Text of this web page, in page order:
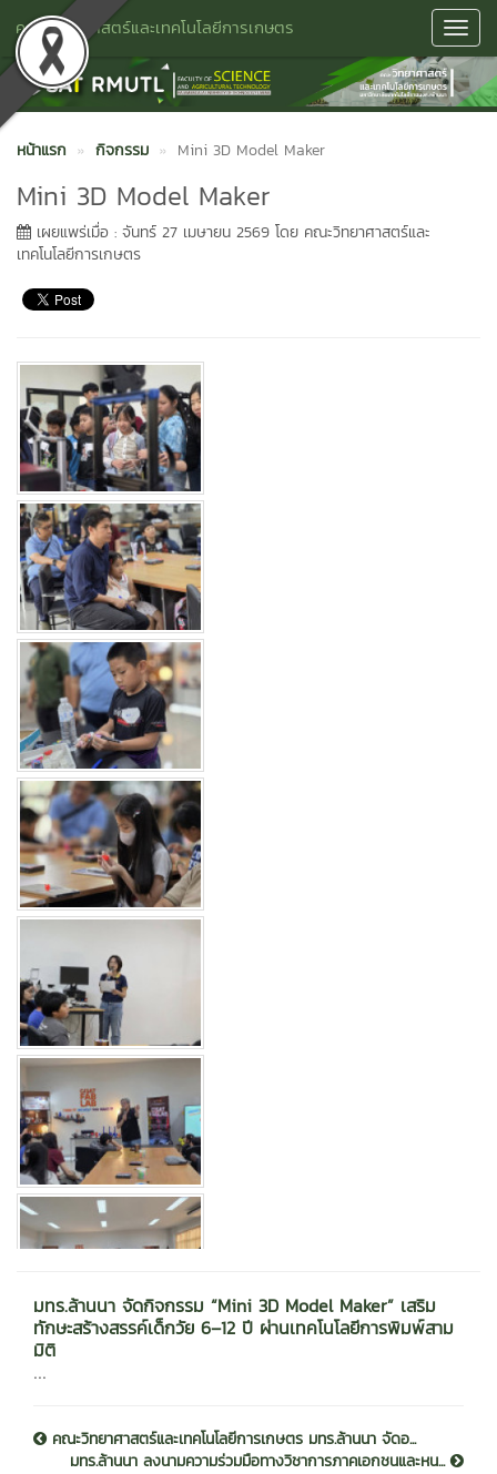
คณะวิทยาศาสตร์และเทคโนโลยีการเกษตร
หน้าแรก กิจกรรม Mini 3D Model Maker
Mini 3D Model Maker
เผยแพร่เมื่อ : จันทร์ 27 เมษายน 2569 โดย คณะวิทยาศาสตร์และ
เทคโนโลยีการเกษตร
มทร.ล้านนา จัดกิจกรรม “Mini 3D Model Maker” เสริม
ทักษะสร้างสรรค์เด็กวัย 6–12 ปี ผ่านเทคโนโลยีการพิมพ์สาม
มิติ
...
คณะวิทยาศาสตร์และเทคโนโลยีการเกษตร มทร.ล้านนา จัดอ...
มทร.ล้านนา ลงนามความร่วมมือทางวิชาการภาคเอกชนและหน...